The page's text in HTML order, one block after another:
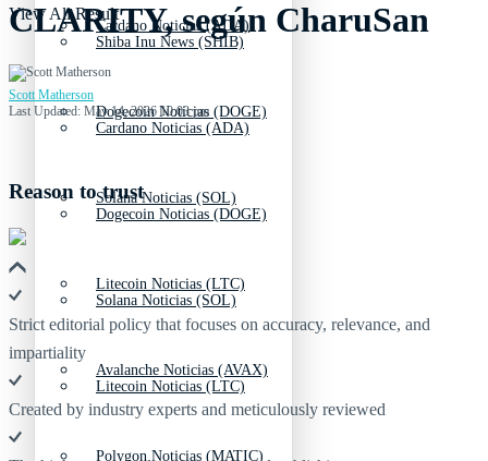
Cardano Noticias (ADA)
Dogecoin Noticias (DOGE)
Solana Noticias (SOL)
Litecoin Noticias (LTC)
Avalanche Noticias (AVAX)
Polygon Noticias (MATIC)
Shiba Inu News (SHIB)
Cardano Noticias (ADA)
Dogecoin Noticias (DOGE)
Solana Noticias (SOL)
Litecoin Noticias (LTC)
View All Result
CLARITY, según CharuSan
Scott Matherson
Last Updated: May 14, 2026 10:03 pm
Reason to trust
Strict editorial policy that focuses on accuracy, relevance, and
impartiality
Created by industry experts and meticulously reviewed